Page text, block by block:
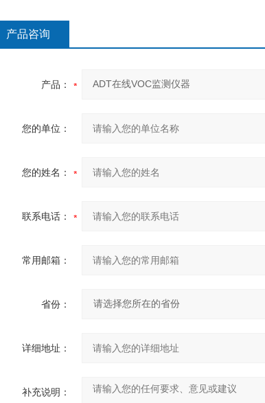
产品咨询
产品：
您的单位：
您的姓名：
联系电话：
常用邮箱：
省份：
详细地址：
补充说明：